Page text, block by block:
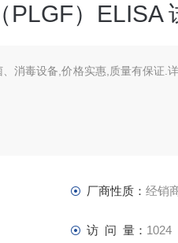
PLGF）ELISA
消毒设备,价格实惠,质量有保证.
厂商性质： 经销
访 问 量： 1024